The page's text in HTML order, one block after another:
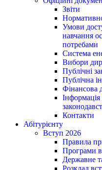
Звіти
Умови
навчання
потребами
Система
Вибори
Публічні
Публічна
Фінансова
Контакти
Абітурієнту
Вступ 2026
Правила
Програми
Державне
Розклад